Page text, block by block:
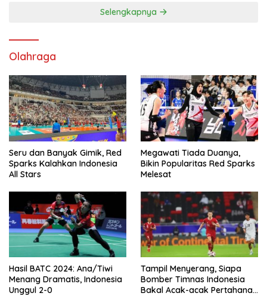
Selengkapnya
Olahraga
Seru dan Banyak Gimik, Red
Sparks Kalahkan Indonesia
All Stars
Megawati Tiada Duanya,
Bikin Popularitas Red Sparks
Melesat
Hasil BATC 2024: Ana/Tiwi
Menang Dramatis, Indonesia
Unggul 2-0
Tampil Menyerang, Siapa
Bomber Timnas Indonesia
Bakal Acak-acak Pertahanan